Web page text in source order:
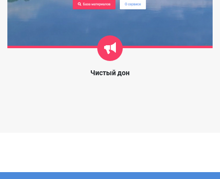
Чистый дон